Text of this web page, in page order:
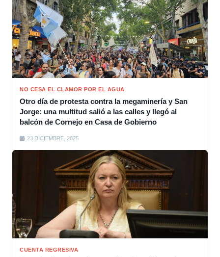
NO CESA EL CLAMOR POR EL AGUA
Otro día de protesta contra la megaminería y San
Jorge: una multitud salió a las calles y llegó al
balcón de Cornejo en Casa de Gobierno
23 DICIEMBRE, 2025
CUENTA REGRESIVA